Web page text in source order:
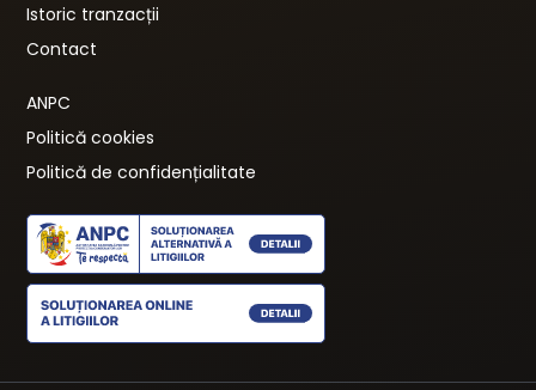
Istoric tranzacții
Contact
ANPC
Politică cookies
Politică de confidențialitate